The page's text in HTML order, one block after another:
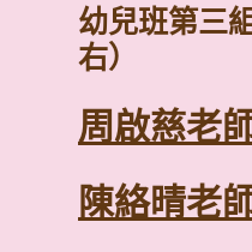
日本和諧粉彩
英國皇家芭蕾
幼兒班第三
右）
周啟慈老
幼兒教育學教
陳絡晴老